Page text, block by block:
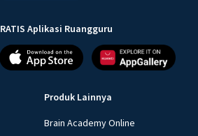
Aplikasi Ruangguru
Produk Lainnya
Brain Academy Online